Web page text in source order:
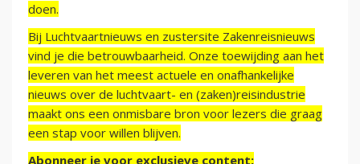
doen.
Bij Luchtvaartnieuws en zustersite Zakenreisnieuws
vind je die betrouwbaarheid. Onze toewijding aan het
leveren van het meest actuele en onafhankelijke
nieuws over de luchtvaart- en (zaken)reisindustrie
maakt ons een onmisbare bron voor lezers die graag
een stap voor willen blijven.
Abonneer je voor exclusieve content: